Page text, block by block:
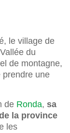
le village de
du
de montagne,
prendre une
de Ronda, sa
la province
les